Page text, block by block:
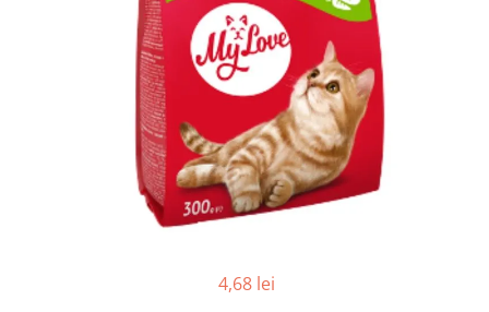
4,68 lei